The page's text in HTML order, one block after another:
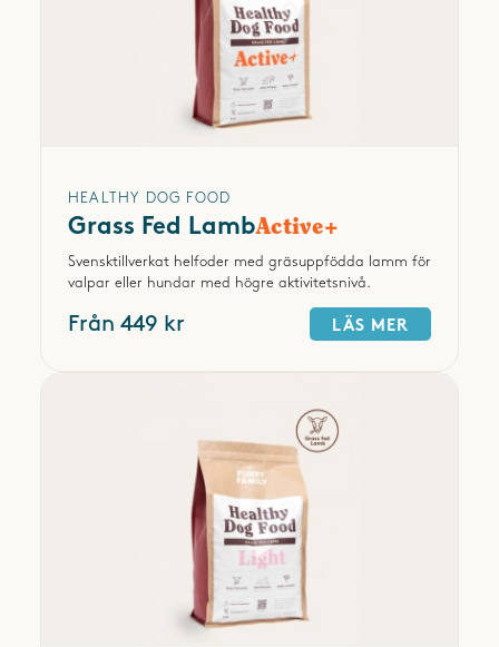
HEALTHY DOG FOOD
Grass Fed LambActive+
Svensktillverkat helfoder med gräsuppfödda lamm för
valpar eller hundar med högre aktivitetsnivå.
Från 449 kr LÄS MER